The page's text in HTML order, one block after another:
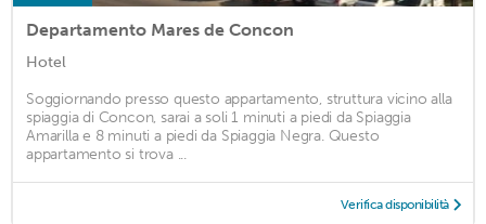
Departamento Mares de Concon
Hotel
Soggiornando presso questo appartamento, struttura vicino alla
spiaggia di Concon, sarai a soli 1 minuti a piedi da Spiaggia
Amarilla e 8 minuti a piedi da Spiaggia Negra. Questo
appartamento si trova ...
Verifica disponibilità